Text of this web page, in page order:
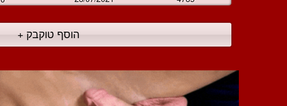
הוסף טוקבק +